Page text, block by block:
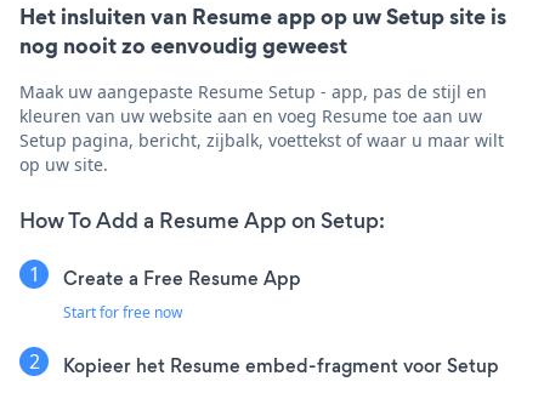
Het insluiten van Resume app op uw Setup site is
nog nooit zo eenvoudig geweest
Maak uw aangepaste Resume Setup - app, pas de stijl en
kleuren van uw website aan en voeg Resume toe aan uw
Setup pagina, bericht, zijbalk, voettekst of waar u maar wilt
op uw site.
How To Add a Resume App on Setup:
Create a Free Resume App
Start for free now
Kopieer het Resume embed-fragment voor Setup